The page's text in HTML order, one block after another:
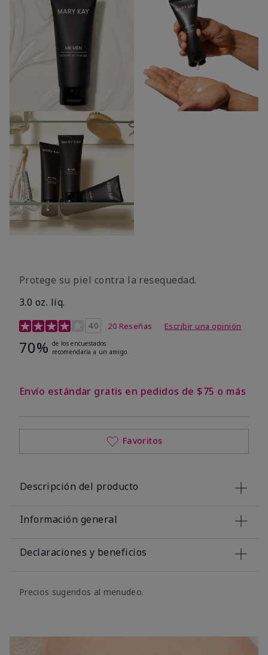
Protege su piel contra la resequedad.
3.0 oz. líq.
Calificación de clientes de 3,7 de 5
4.0 20 Reseñas Escribir una opinión
70% de los encuestados
recomendaría a un amigo.
Envío estándar gratis en pedidos de $75 o más
Favoritos
Descripción del producto
Información general
Declaraciones y beneficios
Precios sugeridos al menudeo.